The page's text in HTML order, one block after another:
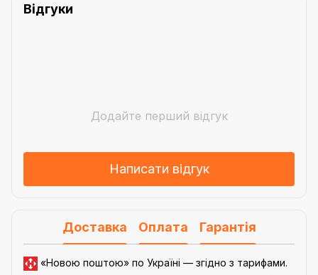
Відгуки
Додайте перший відгук
Написати відгук
Доставка Оплата Гарантія
«Новою поштою» по Україні — згідно з тарифами.